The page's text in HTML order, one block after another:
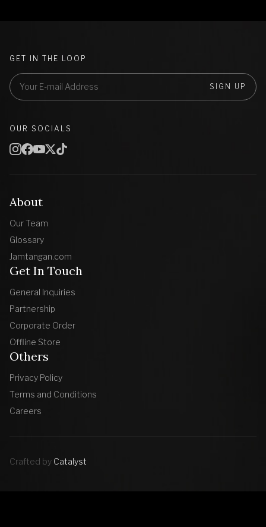
About
Our Team
Glossary
Jamtangan.com
Get In Touch
General Inquiries
Partnership
Corporate Order
Offline Store
Others
Privacy Policy
Terms and Conditions
Careers
GET IN THE LOOP
SIGN UP
OUR SOCIALS
Crafted by Catalyst